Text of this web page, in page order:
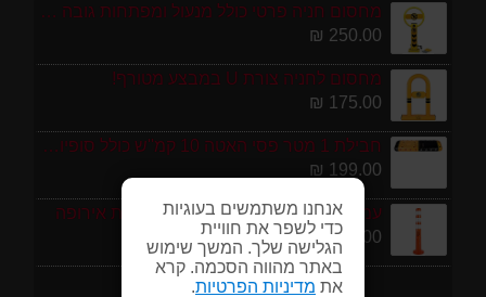
אנחנו משתמשים בעוגיות
כדי לשפר את חוויית
הגלישה שלך. המשך שימוש
באתר מהווה הסכמה. קרא
את מדיניות הפרטיות.
מחסום חניה פרטי כולל מנעול ומפתחות גובה 70 ס"מ
250.00 ₪
מחסום לחניה צורת U במבצע מטורף!
175.00 ₪
חבילת 1 מטר פסי האטה 10 קמ''ש כולל סופיות מפלסטיק
199.00 ₪
עמוד סימון גמיש 75 ס''מ ECO תוצרת אירופה
95.00 ₪